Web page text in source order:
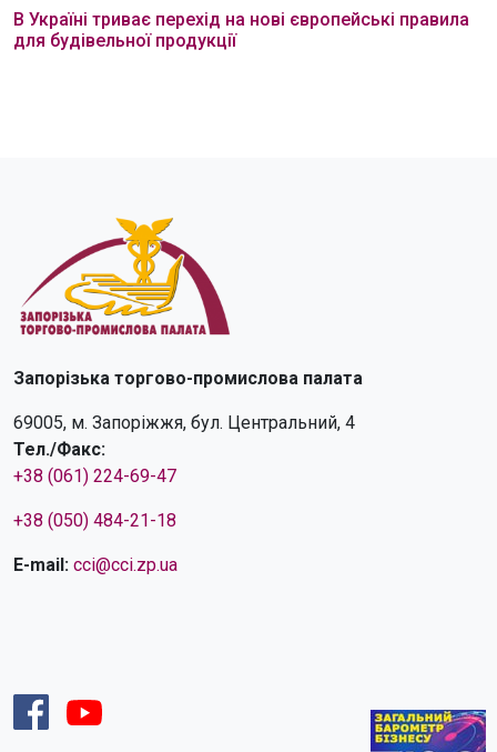
В Україні триває перехід на нові європейські правила
для будівельної продукції
Запорізька торгово-промислова палата
69005, м. Запоріжжя, бул. Центральний, 4
Тел./Факс:
+38 (061) 224-69-47
+38 (050) 484-21-18
E-mail: cci@cci.zp.ua